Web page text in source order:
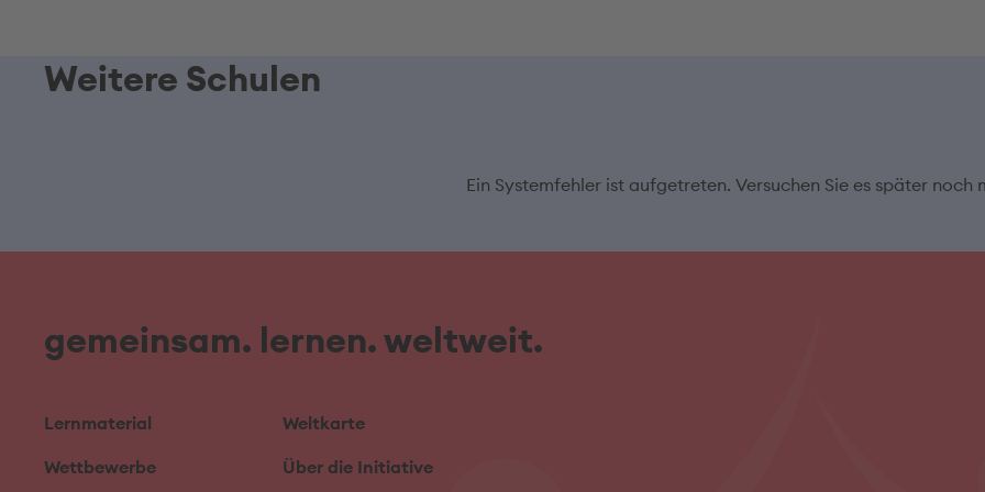
Weitere Schulen
Ein Systemfehler ist aufgetreten. Versuchen Sie es später noch
gemeinsam. lernen. weltweit.
Lernmaterial
Wettbewerbe
Weltkarte
Über die Initiative